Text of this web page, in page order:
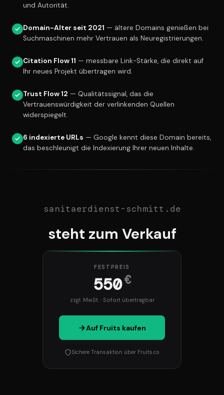
und Autorität.
Domain-Alter seit 2021 — ältere Domains genießen bei
Suchmaschinen mehr Vertrauen als Neuregistrierungen.
Citation Flow 11 — messbare Link-Stärke, die direkt auf
Ihr neues Projekt übertragen wird.
Trust Flow 12 — Qualitätssignal, das die
Vertrauenswürdigkeit der verlinkenden Quellen
widerspiegelt.
6 indexierte URLs — Google kennt diese Domain bereits,
das beschleunigt die Indexierung Ihrer neuen Inhalte.
sanitaerdienst-schmitt.de
steht zum Verkauf
FESTPREIS
550€
zzgl. MwSt. · Sofort übertragbar
Auf Fruits kaufen
Sichere Transaktion über Fruits.co